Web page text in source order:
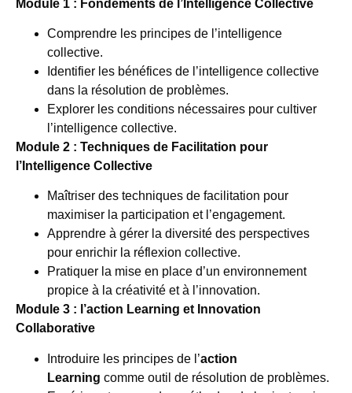
Module 1 : Fondements de l’Intelligence Collective
Comprendre les principes de l’intelligence
collective.
Identifier les bénéfices de l’intelligence collective
dans la résolution de problèmes.
Explorer les conditions nécessaires pour cultiver
l’intelligence collective.
Module 2 : Techniques de Facilitation pour
l’Intelligence Collective
Maîtriser des techniques de facilitation pour
maximiser la participation et l’engagement.
Apprendre à gérer la diversité des perspectives
pour enrichir la réflexion collective.
Pratiquer la mise en place d’un environnement
propice à la créativité et à l’innovation.
Module 3 : l’action Learning et Innovation
Collaborative
Introduire les principes de l’action
Learning comme outil de résolution de problèmes.